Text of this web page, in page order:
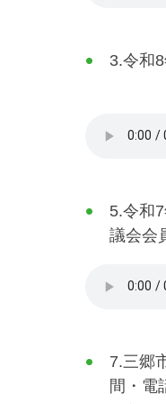
3.令和
5.令和
議会会
7.三郷
間・電